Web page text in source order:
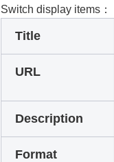
Switch display items：
Title
URL
Description
Format